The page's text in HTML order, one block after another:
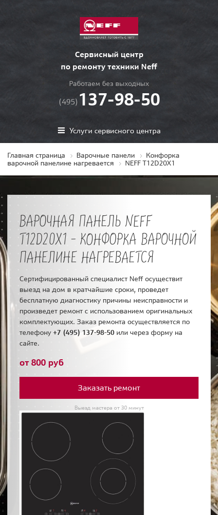
Сервисный центр
по ремонту техники Neff
Работаем без выходных
(495) 137-98-50
Услуги сервисного центра
Главная страница Варочные панели
Конфорка
варочной панелине нагревается
NEFF T12D20X1
ВАРОЧНАЯ ПАНЕЛЬ NEFF
T12D20X1 - КОНФОРКА ВАРОЧНОЙ
ПАНЕЛИНЕ НАГРЕВАЕТСЯ
Сертифицированный специалист Neff осуществит
выезд на дом в кратчайшие сроки, проведет
бесплатную диагностику причины неисправности и
произведет ремонт с использованием оригинальных
комплектующих. Заказ ремонта осуществляется по
телефону +7 (495) 137-98-50 или через форму на
сайте.
от 800 руб
Заказать ремонт
Выезд мастера от 30 минут